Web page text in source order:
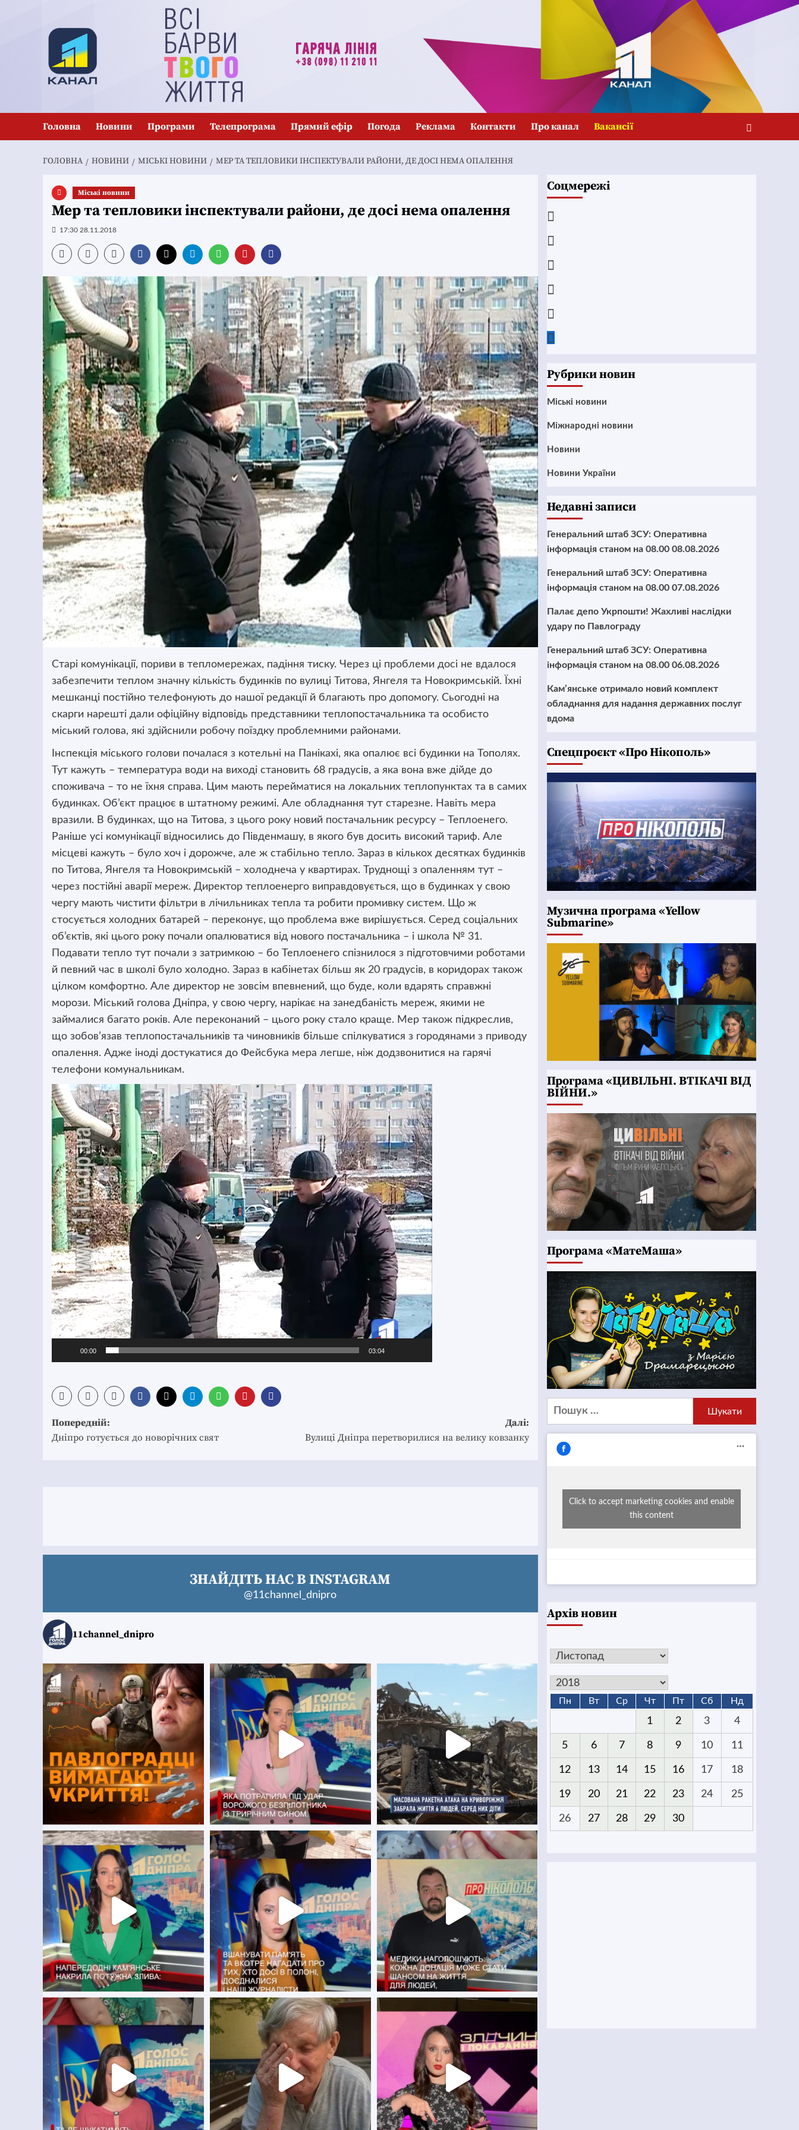
Головна Новини Програми Телепрограма Прямий ефір Погода Реклама Контакти Про канал Вакансії
ГОЛОВНА НОВИНИ MІСЬКІ НОВИНИ МЕР ТА ТЕПЛОВИКИ ІНСПЕКТУВАЛИ РАЙОНИ, ДЕ ДОСІ НЕМА ОПАЛЕННЯ
Mіські новини
Мер та тепловики інспектували райони, де досі нема опалення
17:30 28.11.2018
Старі комунікації, пориви в тепломережах, падіння тиску. Через ці проблеми досі не вдалося
забезпечити теплом значну кількість будинків по вулиці Титова, Янгеля та Новокримській. Їхні
мешканці постійно телефонують до нашої редакції й благають про допомогу. Сьогодні на
скарги нарешті дали офіційну відповідь представники теплопостачальника та особисто
міський голова, які здійснили робочу поїздку проблемними районами.
Інспекція міського голови почалася з котельні на Панікахі, яка опалює всі будинки на Тополях.
Тут кажуть – температура води на виході становить 68 градусів, а яка вона вже дійде до
споживача – то не їхня справа. Цим мають перейматися на локальних теплопунктах та в самих
будинках. Об’єкт працює в штатному режимі. Але обладнання тут старезне. Навіть мера
вразили. В будинках, що на Титова, з цього року новий постачальник ресурсу – Теплоенего.
Раніше усі комунікації відносились до Південмашу, в якого був досить високий тариф. Але
місцеві кажуть – було хоч і дорожче, але ж стабільно тепло. Зараз в кількох десятках будинків
по Титова, Янгеля та Новокримській – холоднеча у квартирах. Труднощі з опаленням тут –
через постійні аварії мереж. Директор теплоенерго виправдовується, що в будинках у свою
чергу мають чистити фільтри в лічильниках тепла та робити промивку систем. Що ж
стосується холодних батарей – переконує, що проблема вже вирішується. Серед соціальних
об’єктів, які цього року почали опалюватися від нового постачальника – і школа № 31.
Подавати тепло тут почали з затримкою – бо Теплоенего спізнилося з підготовчими роботами
й певний час в школі було холодно. Зараз в кабінетах більш як 20 градусів, в коридорах також
цілком комфортно. Але директор не зовсім впевнений, що буде, коли вдарять справжні
морози. Міський голова Дніпра, у свою чергу, нарікає на занедбаність мереж, якими не
займалися багато років. Але переконаний – цього року стало краще. Мер також підкреслив,
що зобов’язав теплопостачальників та чиновників більше спілкуватися з городянами з приводу
опалення. Адже іноді достукатися до Фейсбука мера легше, ніж додзвонитися на гарячі
телефони комунальникам.
Відеопрогравач
00:00 03:04
Post
navigation
Попередній:
Дніпро готується до новорічних свят
Далі:
Вулиці Дніпра перетворилися на велику ковзанку
ЗНАЙДІТЬ НАС В INSTAGRAM
@11channel_dnipro
11channel_dnipro
Соцмережі
Рубрики новин
Mіські новини
Міжнародні новини
Новини
Новини України
Недавні записи
Генеральний штаб ЗСУ: Оперативна
інформація станом на 08.00 08.08.2026
Генеральний штаб ЗСУ: Оперативна
інформація станом на 08.00 07.08.2026
Палає депо Укрпошти! Жахливі наслідки
удару по Павлограду
Генеральний штаб ЗСУ: Оперативна
інформація станом на 08.00 06.08.2026
Кам’янське отримало новий комплект
обладнання для надання державних послуг
вдома
Cпецпроєкт «Про Нікополь»
Музична програма «Yellow
Submarine»
Програма «ЦИВІЛЬНІ. ВТІКАЧІ ВІД
ВІЙНИ.»
Програма «МатеМаша»
Пошук:
Click to accept marketing cookies and enable
this content
Архів новин
Пн Вт Ср Чт Пт Сб Нд
1 2 3 4
5 6 7 8 9 10 11
12 13 14 15 16 17 18
19 20 21 22 23 24 25
26 27 28 29 30